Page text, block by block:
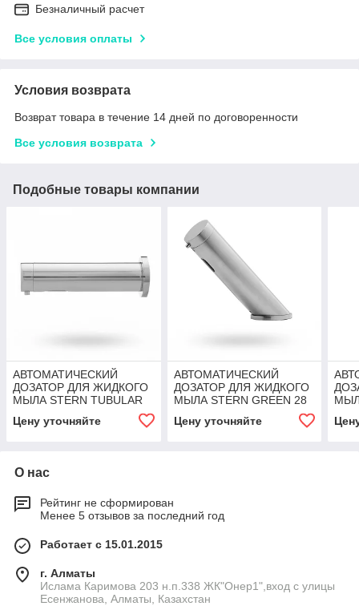
Безналичный расчет
Все условия оплаты
Условия возврата
Возврат товара в течение 14 дней по договоренности
Все условия возврата
Подобные товары компании
АВТОМАТИЧЕСКИЙ
ДОЗАТОР ДЛЯ ЖИДКОГО
МЫЛА STERN TUBULAR
Цену уточняйте
АВТОМАТИЧЕСКИЙ
ДОЗАТОР ДЛЯ ЖИДКОГО
МЫЛА STERN GREEN 28
Цену уточняйте
О нас
Рейтинг не сформирован
Менее 5 отзывов за последний год
Работает с 15.01.2015
г. Алматы
Ислама Каримова 203 н.п.338 ЖК"Онер1",вход с улицы
Есенжанова, Алматы, Казахстан